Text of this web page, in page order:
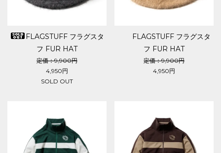
FLAGSTUFF フラグスタ
フ FUR HAT
定価：9,900円
4,950円
SOLD OUT
FLAGSTUFF フラグスタ
フ FUR HAT
定価：9,900円
4,950円